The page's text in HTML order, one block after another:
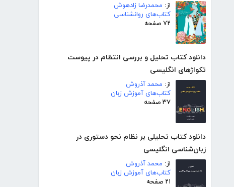
از: محمدرضا زادهوش
کتاب‌های روانشناسی
۷۲ صفحه
دانلود کتاب تحلیل و بررسی انتظام در پیوست
تکواژهای انگلیسی
از: محمد آذروش
کتاب‌های آموزش زبان
۳۷ صفحه
دانلود کتاب تحلیلی بر نظام نحو دستوری در
زبان‌شناسی انگلیسی
از: محمد آذروش
کتاب‌های آموزش زبان
۲۱ صفحه